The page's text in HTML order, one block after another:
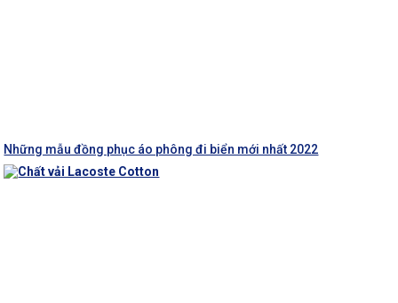
Những mẫu đồng phục áo phông đi biển mới nhất 2022